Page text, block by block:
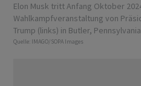
Elon Musk tritt Anfang Oktober
Wahlkampfveranstaltung von
Trump (links) in Butler,
Quelle: IMAGO/SOPA Images